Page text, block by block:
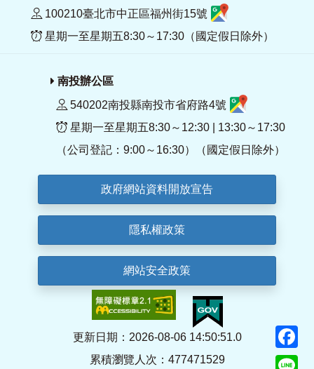
100210臺北市中正區福州街15號
星期一至星期五8:30～17:30（國定假日除外）
南投辦公區
540202南投縣南投市省府路4號
星期一至星期五8:30～12:30 | 13:30～17:30
（公司登記：9:00～16:30）（國定假日除外）
政府網站資料開放宣告
隱私權政策
網站安全政策
更新日期：2026-08-06 14:50:51.0
累積瀏覽人次：477471529